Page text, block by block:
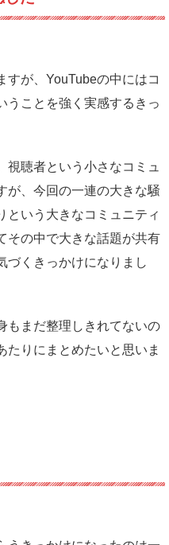
すが、YouTubeの中にはコ
うことを強く実感するきっ
視聴者という小さなコミュ
が、今回の一連の大きな騒
という大きなコミュニティ
その中で大きな話題が共有
づくきっかけになりまし
もまだ整理しきれてないの
たりにまとめたいと思いま